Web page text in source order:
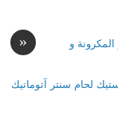
«
و
لحام سنتر آتوماتيك